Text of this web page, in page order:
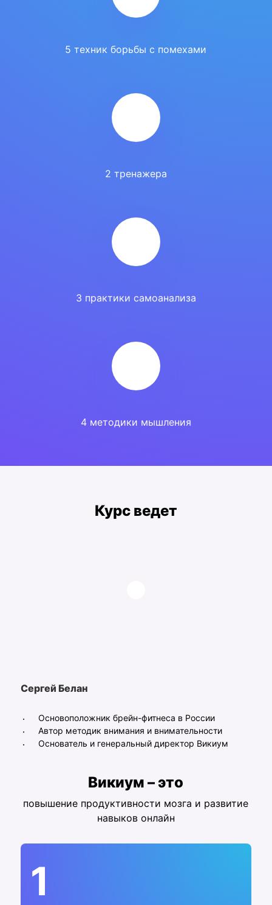
5 техник борьбы с помехами
2 тренажера
3 практики самоанализа
4 методики мышления
Курс ведет
Сергей Белан
Основоположник брейн-фитнеса в России
Автор методик внимания и внимательности
Основатель и генеральный директор Викиум
Викиум – это
повышение продуктивности мозга и развитие
навыков онлайн
1